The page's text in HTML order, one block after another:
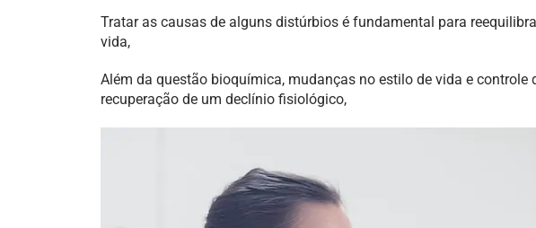
Tratar as causas de alguns distúrbios é fundamental para
vida,
Além da questão bioquímica, mudanças no estilo de vida e controle
recuperação de um declínio fisiológico,